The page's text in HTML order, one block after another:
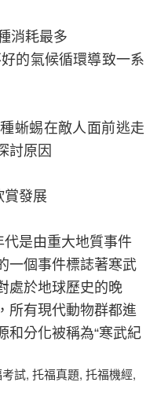
消耗最多
的氣候循環導致一系
蜥蜴在敵人面前逃走
討原因
賞發展
是由重大地質事件
一個事件標誌著寒武
處於地球歷史的晚
所有現代動物群都進
和分化被稱為“寒武紀